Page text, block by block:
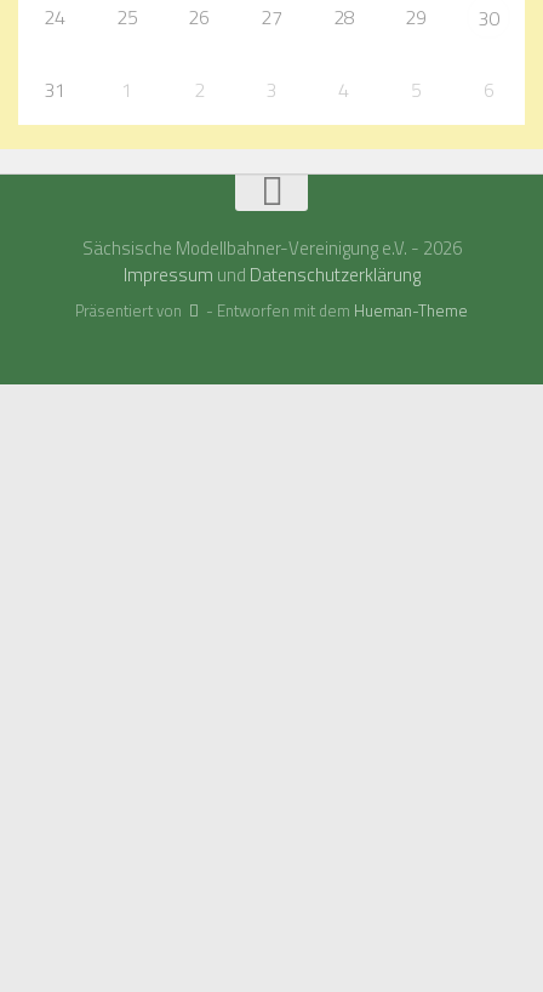
24 25 26 27 28 29 30
31 1 2 3 4 5 6
Sächsische Modellbahner-Vereinigung e.V. - 2026
Impressum und Datenschutzerklärung
Präsentiert von - Entworfen mit dem Hueman-Theme